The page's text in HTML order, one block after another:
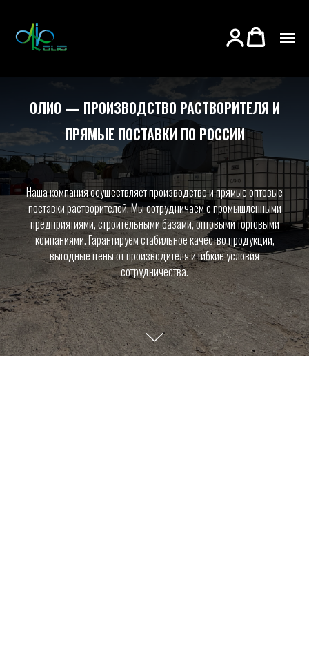
ОЛИО — ПРОИЗВОДСТВО РАСТВОРИТЕЛЯ И
ПРЯМЫЕ ПОСТАВКИ ПО РОССИИ
Наша компания осуществляет производство и прямые оптовые
поставки растворителей. Мы сотрудничаем с промышленными
предприятиями, строительными базами, оптовыми торговыми
компаниями. Гарантируем стабильное качество продукции,
выгодные цены от производителя и гибкие условия
сотрудничества.